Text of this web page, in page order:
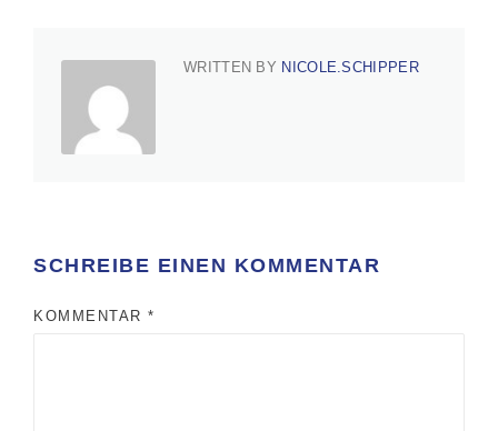
WRITTEN BY NICOLE.SCHIPPER
SCHREIBE EINEN KOMMENTAR
KOMMENTAR *